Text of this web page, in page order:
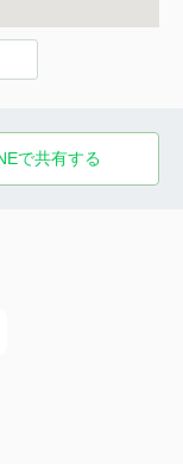
で共有する